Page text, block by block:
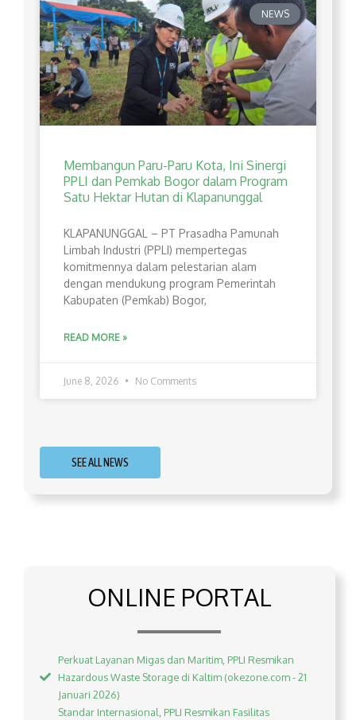
NEWS
Membangun Paru-Paru Kota, Ini Sinergi
PPLI dan Pemkab Bogor dalam Program
Satu Hektar Hutan di Klapanunggal
​KLAPANUNGGAL – PT Prasadha Pamunah
Limbah Industri (PPLI) mempertegas
komitmennya dalam pelestarian alam
dengan mendukung program Pemerintah
Kabupaten (Pemkab) Bogor,
READ MORE »
June 8, 2026 No Comments
SEE ALL NEWS
ONLINE PORTAL
Perkuat Layanan Migas dan Maritim, PPLI Resmikan
Hazardous Waste Storage di Kaltim (okezone.com - 21
Januari 2026)
Standar Internasional, PPLI Resmikan Fasilitas